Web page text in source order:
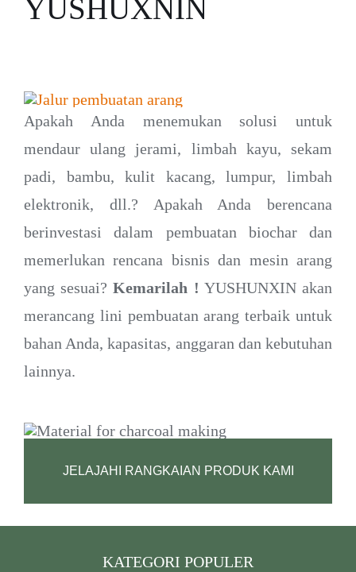
YUSHUXNIN
Apakah Anda menemukan solusi untuk
mendaur ulang jerami, limbah kayu, sekam
padi, bambu, kulit kacang, lumpur, limbah
elektronik, dll.? Apakah Anda berencana
berinvestasi dalam pembuatan biochar dan
memerlukan rencana bisnis dan mesin arang
yang sesuai? Kemarilah ! YUSHUNXIN akan
merancang lini pembuatan arang terbaik untuk
bahan Anda, kapasitas, anggaran dan kebutuhan
lainnya.
JELAJAHI RANGKAIAN PRODUK KAMI
KATEGORI POPULER